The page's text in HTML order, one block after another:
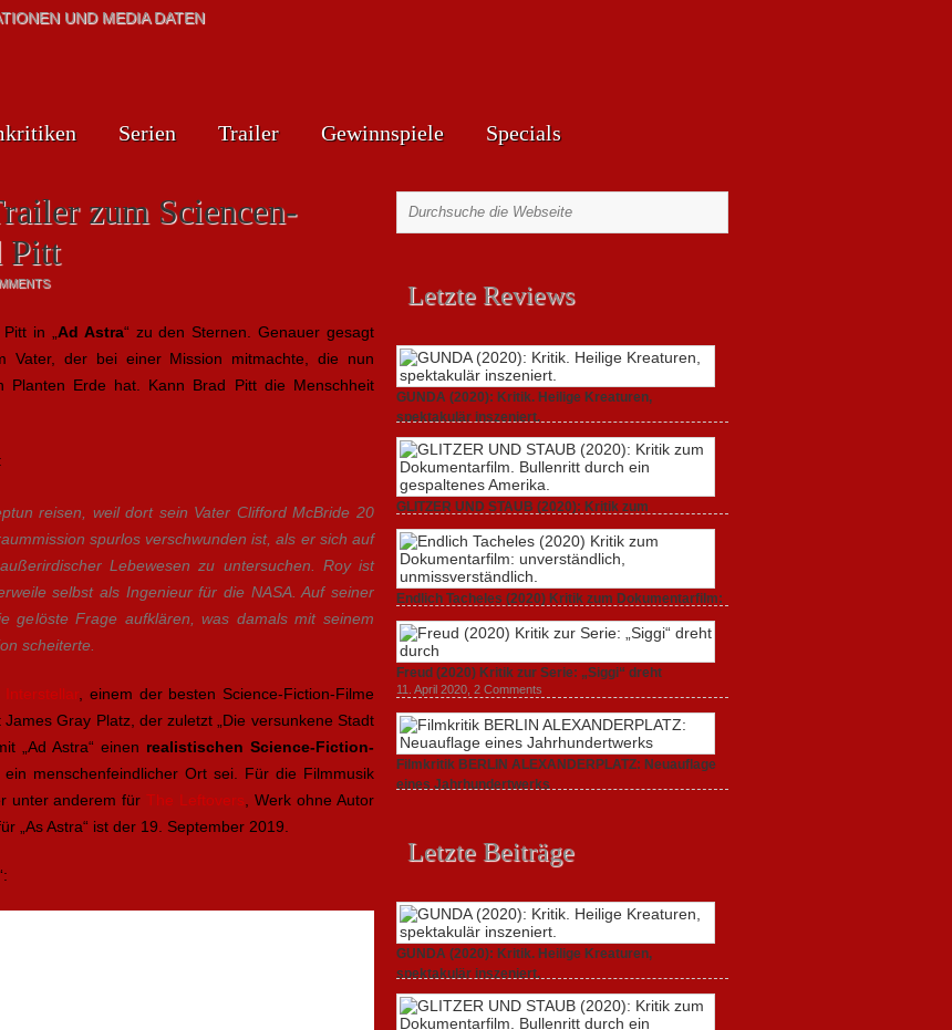
UND MEDIA DATEN
Serien Trailer Gewinnspiele Specials
zum Sciencen-
Pitt
in „ Ad Astra“ zu den Sternen. Genauer gesagt
Vater, der bei einer Mission mitmachte, die nun
Planten Erde hat. Kann Brad Pitt die Menschheit
reisen, weil dort sein Vater Clifford McBride 20
spurlos verschwunden ist, als er sich auf
Lebewesen zu untersuchen. Roy ist
selbst als Ingenieur für die NASA. Auf seiner
gelöste Frage aufklären, was damals mit seinem
scheiterte.
Interstellar , einem der besten Science-Fiction-Filme
Gray Platz, der zuletzt „Die versunkene Stadt
„Ad Astra“ einen realistischen Science-Fiction-
menschenfeindlicher Ort sei. Für die Filmmusik
unter anderem fürThe Leftovers , Werk ohne Autor
„As Astra“ ist der 19. September 2019.
Letzte Reviews
GUNDA (2020): Kritik. Heilige Kreaturen,
spektakulär inszeniert.
GLITZER UND STAUB (2020): Kritik zum
Dokumentarfilm.
3. Oktober 2020,2 Comments
Endlich Tacheles (2020) Kritik zum Dokumentarfilm:
unverständlich,
19. Mai 2020,0 Comments
Freud (2020) Kritik zur Serie: „Siggi“ dreht
11. April 2020, 2 Comments
Filmkritik BERLIN ALEXANDERPLATZ: Neuauflage
eines Jahrhundertwerks
Letzte Beiträge
GUNDA (2020): Kritik. Heilige Kreaturen,
spektakulär inszeniert.